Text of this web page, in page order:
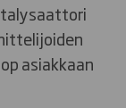
asiakkaan